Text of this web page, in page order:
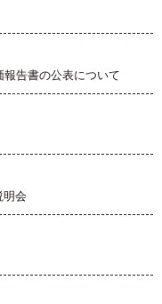
告書の公表について
明会